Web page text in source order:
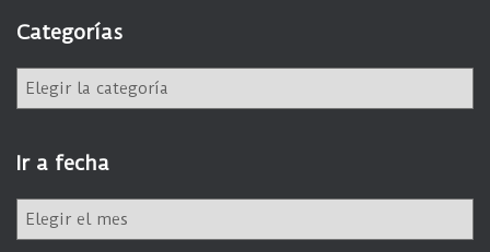
Categorías
e
g
o
í
Ir a fecha